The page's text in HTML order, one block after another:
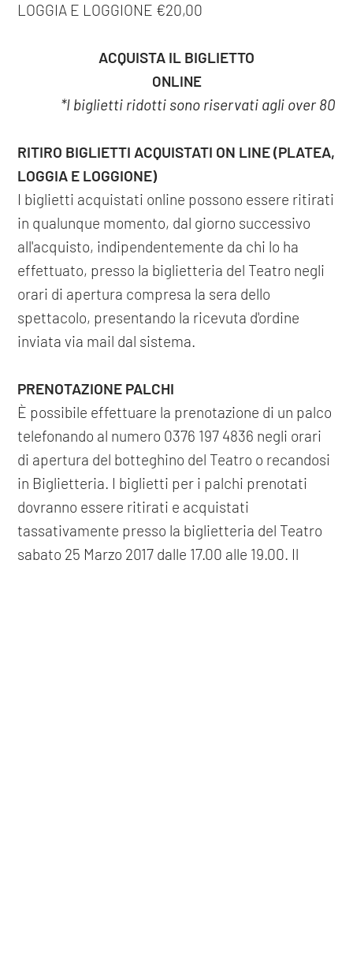
LOGGIA E LOGGIONE €20,00
ACQUISTA IL BIGLIETTO
ONLINE
*I biglietti ridotti sono riservati agli over 80
RITIRO BIGLIETTI ACQUISTATI ON LINE (PLATEA,
LOGGIA E LOGGIONE)
I biglietti acquistati online possono essere ritirati
in qualunque momento, dal giorno successivo
all'acquisto, indipendentemente da chi lo ha
effettuato, presso la biglietteria del Teatro negli
orari di apertura compresa la sera dello
spettacolo, presentando la ricevuta d'ordine
inviata via mail dal sistema.
PRENOTAZIONE PALCHI
È possibile effettuare la prenotazione di un palco
telefonando al numero 0376 197 4836 negli orari
di apertura del botteghino del Teatro o recandosi
in Biglietteria. I biglietti per i palchi prenotati
dovranno essere ritirati e acquistati
tassativamente presso la biglietteria del Teatro
sabato 25 Marzo 2017 dalle 17.00 alle 19.00. Il